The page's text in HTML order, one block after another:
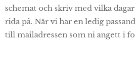
schemat och skriv med vilka
rida på. När vi har en ledig
till mailadressen som ni angett i